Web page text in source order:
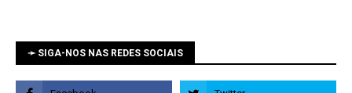
➛ SIGA-NOS NAS REDES SOCIAIS